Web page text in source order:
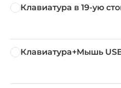
Клавиатура в 19-ую
Клавиатура+Мышь